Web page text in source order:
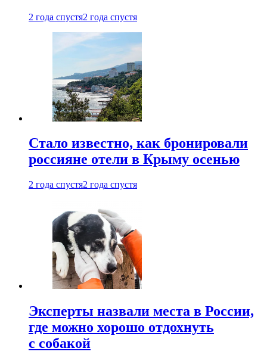
2 года спустя2 года спустя
Стало известно, как бронировали
россияне отели в Крыму осенью
2 года спустя2 года спустя
Эксперты назвали места в России,
где можно хорошо отдохнуть
с собакой